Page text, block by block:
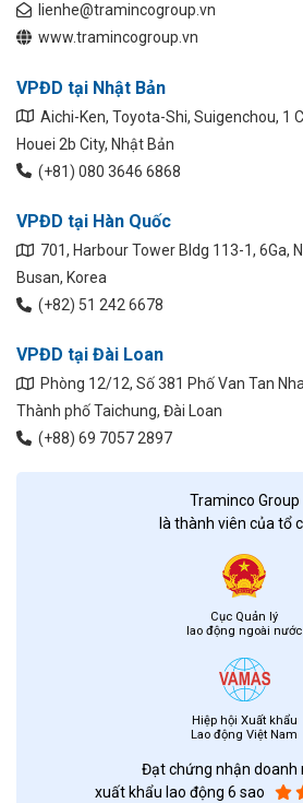
lienhe@tramincogroup.vn
www.tramincogroup.vn
VPĐD tại Nhật Bản
Aichi-Ken, Toyota-Shi, Suigenchou, 1
Houei 2b City, Nhật Bản
(+81) 080 3646 6868
VPĐD tại Hàn Quốc
701, Harbour Tower Bldg 113-1, 6Ga,
Busan, Korea
(+82) 51 242 6678
VPĐD tại Đài Loan
Phòng 12/12, Số 381 Phố Van Tan
Thành phố Taichung, Đài Loan
(+88) 69 7057 2897
Traminco Group
là thành viên của tổ
Cục Quản lý
lao động ngoài nước
Hiệp hội Xuất khẩu
Lao động Việt Nam
Đạt chứng nhận doanh
xuất khẩu lao động 6 sao